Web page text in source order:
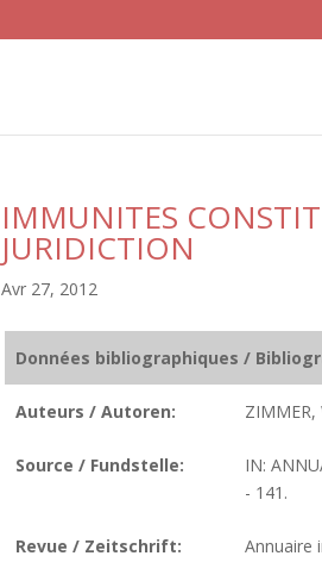
IMMUNITES
JURIDICTION
Avr 27, 2012
Données bibliographiques /
Auteurs / Autoren: ZIMMER,
Source / Fundstelle:
IN:
- 141.
Revue / Zeitschrift: Annuaire